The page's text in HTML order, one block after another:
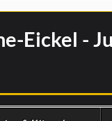
Eickel -